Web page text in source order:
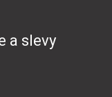
a slevy